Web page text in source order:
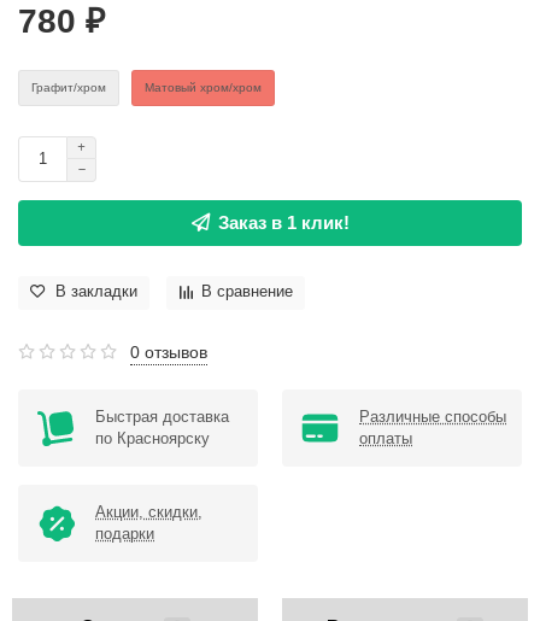
780 ₽
Графит/хром Матовый хром/хром
Заказ в 1 клик!
В закладки В сравнение
0 отзывов
Быстрая доставка
по Красноярску
Различные способы
оплаты
Акции, скидки,
подарки